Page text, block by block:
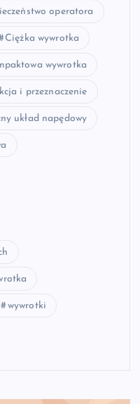
operatora
Ciężka wywrotka
wywrotka
i przeznaczenie
układ napędowy
wywrotki